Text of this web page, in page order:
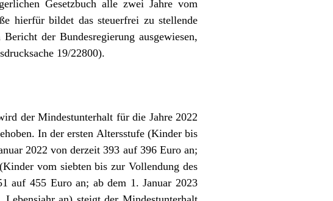
Gesetzbuch alle zwei Jahre vom
hierfür bildet das steuerfrei zu stellende
der Bundesregierung ausgewiesen,
19/22800).
der Mindestunterhalt für die Jahre 2022
In der ersten Altersstufe (Kinder bis
2022 von derzeit 393 auf 396 Euro an;
vom siebten bis zur Vollendung des
auf 455 Euro an; ab dem 1. Januar 2023